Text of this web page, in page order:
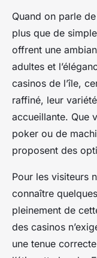
Quand on parle
plus que de
offrent une
adultes et
casinos de l’île,
raffiné, leur
accueillante. Que
poker ou de
proposent des
Pour les visiteurs
connaître
pleinement de
des casinos
une tenue